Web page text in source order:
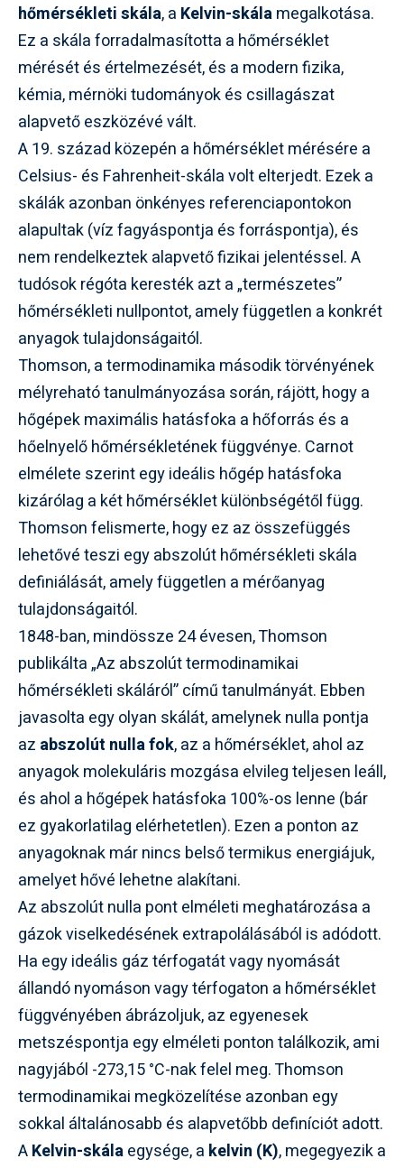
hőmérsékleti skála, a Kelvin-skálamegalkotása.
Ez a skála forradalmasította a hőmérséklet
mérését és értelmezését, és a modern fizika,
kémia, mérnöki tudományok és csillagászat
alapvető eszközévé vált.
A 19. század közepén a hőmérséklet mérésére a
Celsius- és Fahrenheit-skála volt elterjedt. Ezek a
skálák azonban önkényes referenciapontokon
alapultak (víz fagyáspontja és forráspontja), és
nem rendelkeztek alapvető fizikai jelentéssel. A
tudósok régóta keresték azt a „természetes”
hőmérsékleti nullpontot, amely független a konkrét
anyagok tulajdonságaitól.
Thomson, a termodinamika második törvényének
mélyreható tanulmányozása során, rájött, hogy a
hőgépek maximális hatásfoka a hőforrás és a
hőelnyelő hőmérsékletének függvénye. Carnot
elmélete szerint egy ideális hőgép hatásfoka
kizárólag a két hőmérséklet különbségétől függ.
Thomson felismerte, hogy ez az összefüggés
lehetővé teszi egy abszolút hőmérsékleti skála
definiálását, amely független a mérőanyag
tulajdonságaitól.
1848-ban, mindössze 24 évesen, Thomson
publikálta „Az abszolút termodinamikai
hőmérsékleti skáláról” című tanulmányát. Ebben
javasolta egy olyan skálát, amelynek nulla pontja
az abszolút nulla fok, az a hőmérséklet, ahol az
anyagok molekuláris mozgása elvileg teljesen leáll,
és ahol a hőgépek hatásfoka 100%-os lenne (bár
ez gyakorlatilag elérhetetlen). Ezen a ponton az
anyagoknak már nincs belső termikus energiájuk,
amelyet hővé lehetne alakítani.
Az abszolút nulla pont elméleti meghatározása a
gázok viselkedésének extrapolálásából is adódott.
Ha egy ideális gáz térfogatát vagy nyomását
állandó nyomáson vagy térfogaton a hőmérséklet
függvényében ábrázoljuk, az egyenesek
metszéspontja egy elméleti ponton találkozik, ami
nagyjából -273,15 °C-nak felel meg. Thomson
termodinamikai megközelítése azonban egy
sokkal általánosabb és alapvetőbb definíciót adott.
AKelvin-skálaegysége, a kelvin (K), megegyezik a